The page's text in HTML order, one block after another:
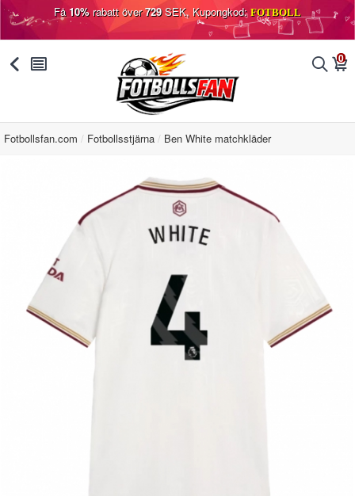
Få10%rabatt över729SEK, Kupongkod: FOTBOLL
󰅯 󰂩 󰂨 0
󰃦
Fotbollsfan.com Fotbollsstjärna Ben White matchkläder